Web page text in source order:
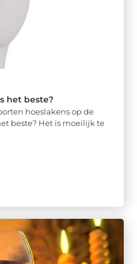
het beste?
hoeslakens op de
beste? Het is moeilijk te